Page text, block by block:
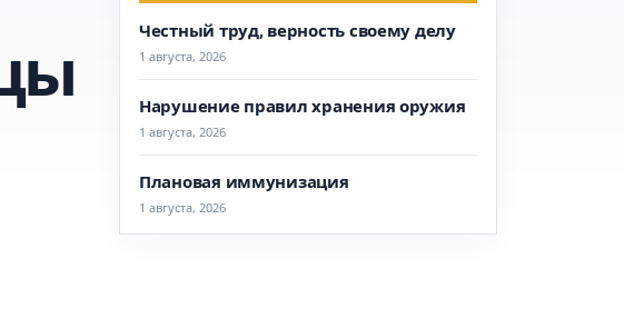
Честный труд, верность своему делу
1 августа, 2026
Нарушение правил хранения оружия
1 августа, 2026
Плановая иммунизация
1 августа, 2026